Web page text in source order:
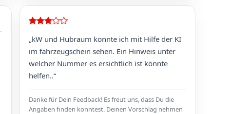
„kW und Hubraum konnte ich mit Hilfe der KI
im fahrzeugschein sehen. Ein Hinweis unter
welcher Nummer es ersichtlich ist könnte
helfen..“
Danke für Dein Feedback! Es freut uns, dass Du die
Angaben finden konntest. Deinen Vorschlag nehmen